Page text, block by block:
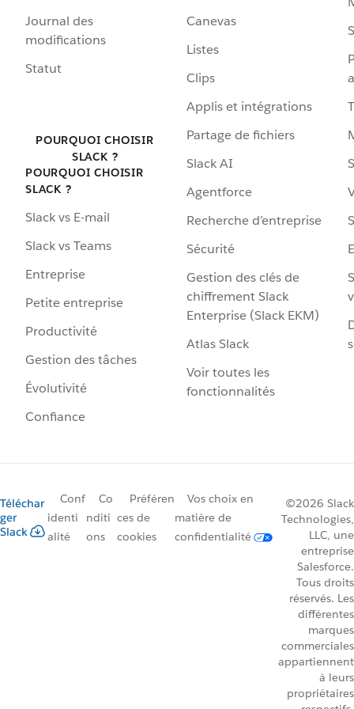
Journal des
modifications
Statut
POURQUOI CHOISIR
SLACK ?
POURQUOI CHOISIR
SLACK ?
Slack vs E-mail
Slack vs Teams
Entreprise
Petite entreprise
Productivité
Gestion des tâches
Évolutivité
Confiance
Canevas
Listes
Clips
Applis et intégrations
Partage de fichiers
Slack AI
Agentforce
Recherche d’entreprise
Sécurité
Gestion des clés de
chiffrement Slack
Enterprise (Slack EKM)
Atlas Slack
Voir toutes les
fonctionnalités
Téléchar
ger
Slack
Conf
identi
alité
Co
nditi
ons
Préféren
ces de
cookies
Vos choix en
matière de
confidentialité
©2026 Slack
Technologies,
LLC, une
entreprise
Salesforce.
Tous droits
réservés. Les
différentes
marques
commerciales
appartiennent
à leurs
propriétaires